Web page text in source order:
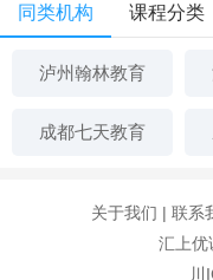
同类机构 课程分类
泸州翰林教育
成都七天教育
关于我们 | 联系
汇上优
川